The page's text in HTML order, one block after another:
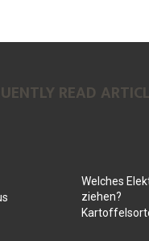
READ
Welches
ziehen?